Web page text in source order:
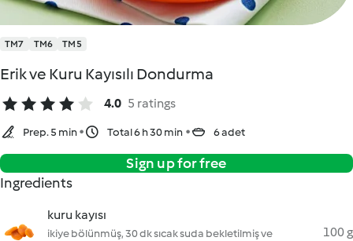
TM7 TM6 TM5
Erik ve Kuru Kayısılı Dondurma
4.0 5 ratings
Prep. 5 min Total 6 h 30 min 6 adet
Sign up for free
Ingredients
kuru kayısı
ikiye bölünmüş, 30 dk sıcak suda bekletilmiş ve
100 g